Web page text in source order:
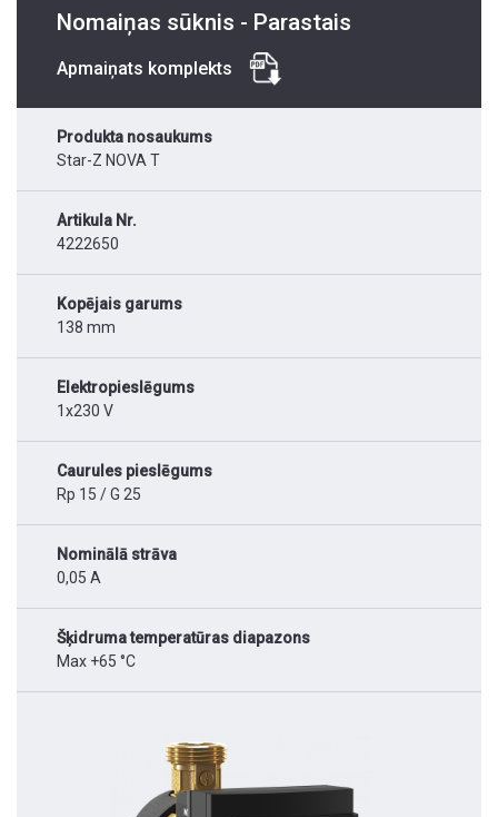
Nomaiņas sūknis - Parastais
Apmaiņats komplekts
Produkta nosaukums
Star-Z NOVA T
Artikula Nr.
4222650
Kopējais garums
138 mm
Elektropieslēgums
1x230 V
Caurules pieslēgums
Rp 15 / G 25
Nominālā strāva
0,05 A
Šķidruma temperatūras diapazons
Max +65 °C